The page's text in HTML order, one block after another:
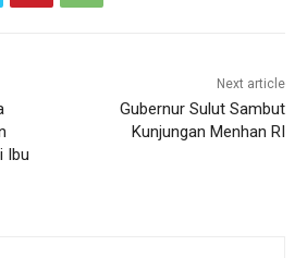
Ibu
Next article
Gubernur Sulut Sambut
Kunjungan Menhan RI